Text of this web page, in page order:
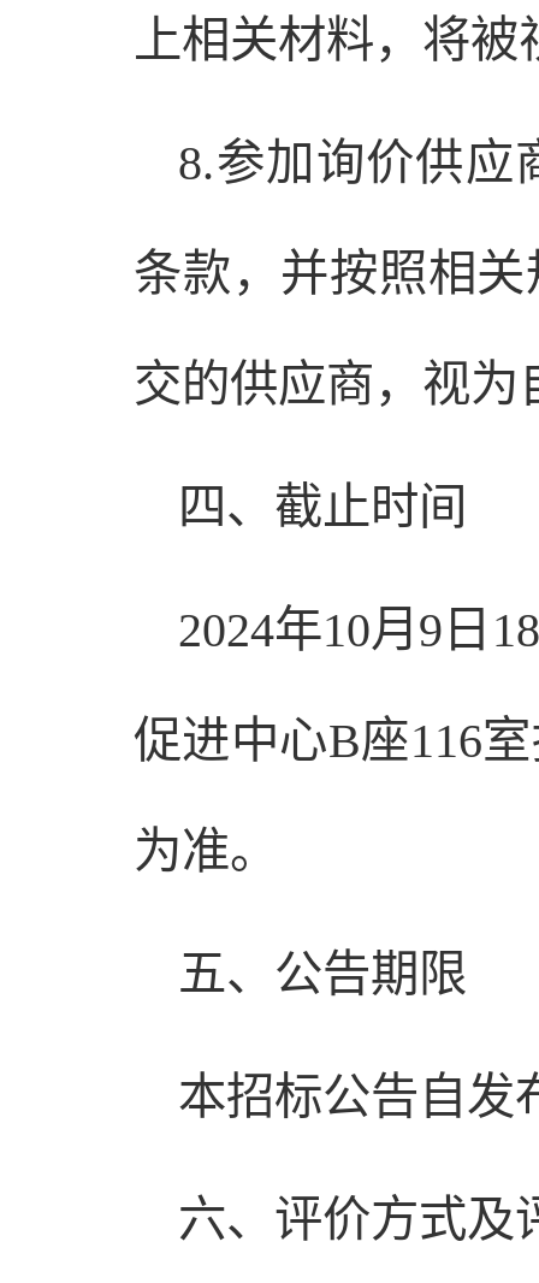
上相关材料，将
8.参加询价供应
条款，并按照相
交的供应商，视
四、截止时间
2024年10月9日
促进中心B座116
为准。
五、公告期限
本招标公告自发
六、评价方式及